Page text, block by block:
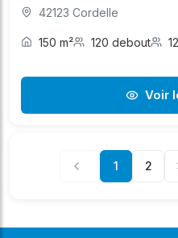
42123 Cordelle
150 m² 120 debout
Voir
1 2